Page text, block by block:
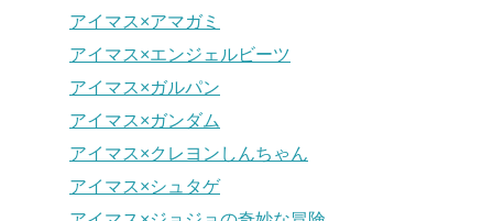
アイマス×アマガミ
アイマス×エンジェルビーツ
アイマス×ガルパン
アイマス×ガンダム
アイマス×クレヨンしんちゃん
アイマス×シュタゲ